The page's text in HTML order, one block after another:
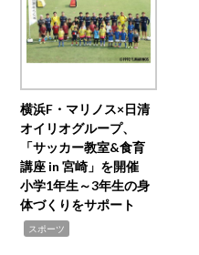
横浜F・マリノス×日清
オイリオグループ、
「サッカー教室&食育
講座 in 宮崎」を開催
小学1年生～3年生の身
体づくりをサポート
スポーツ